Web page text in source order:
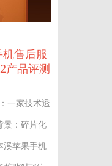
售后服
产品评测
一家技术透
景：碎片化
溪苹果手机